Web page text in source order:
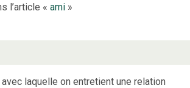
l’article «ami »
laquelle on entretient une relation